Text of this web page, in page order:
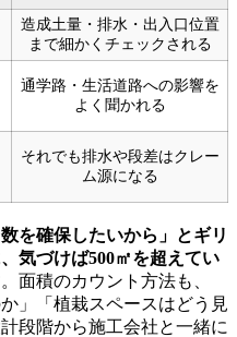
造成土量・排水・出入口位置
まで細かくチェックされる
通学路・生活道路への影響を
よく聞かれる
それでも排水や段差はクレー
ム源になる
数を確保したいから」とギリ
気づけば500㎡を超えてい
面積のカウント方法も、
」「植栽スペースはどう見
段階から施工会社と一緒に